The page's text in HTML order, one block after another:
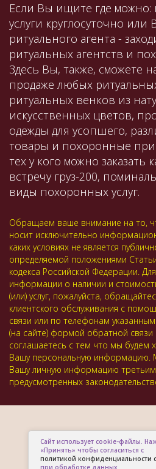
Если Вы ищите где можно:
услуги круглосуточно
ритуального агента -
ритуальных агентств и
Здесь Вы, также, сможете
продаже любых
ритуальных венков из
искусственных цветов,
одежды для усопшего,
товары и похоронные
тех у кого можно заказать
встречу груз-200,
виды похоронных услуг.
Обращаем ваше внимание на то,
носит исключительно
каких условиях не является
определяемой положениями
кодекса Российской Федерации.
информации о наличии и
(или) услуг, пожалуйста,
клиентского обслуживания с
связи или по телефонам указанным
(на сайте) формой обратной связи
соглашаетесь с тем что мы будем
Вашу персональную информацию.
Вашу личную информацию
предусмотренных
Сайт использует cookie-файлы.
«Принять» чтобы согласиться с
политикой конфиденциальности
при обработке данных.